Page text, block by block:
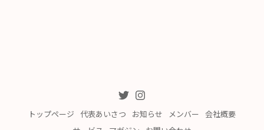
トップページ 代表あいさつ お知らせ メンバー 会社概要